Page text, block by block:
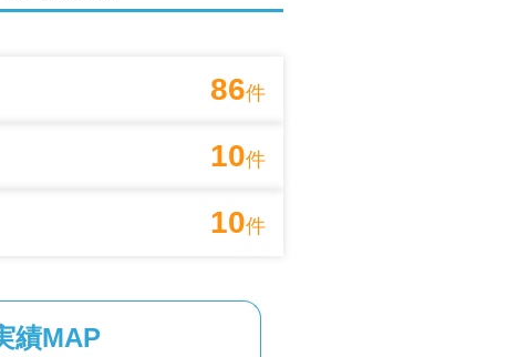
86件
10件
10件
績MAP